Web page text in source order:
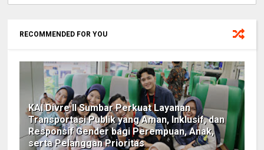
RECOMMENDED FOR YOU
KAI Divre II Sumbar Perkuat Layanan
Transportasi Publik yang Aman, Inklusif, dan
Responsif Gender bagi Perempuan, Anak,
serta Pelanggan Prioritas